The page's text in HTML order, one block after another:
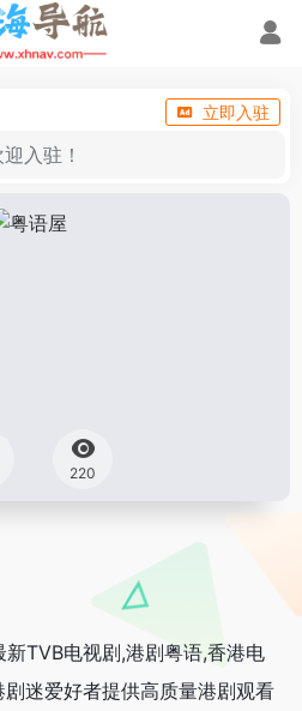
立即入驻
入驻！
220
TVB电视剧,港剧粤语,香港电
迷爱好者提供高质量港剧观看